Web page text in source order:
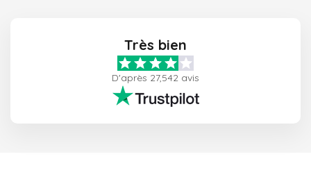
Très bien
D'après 27,542 avis